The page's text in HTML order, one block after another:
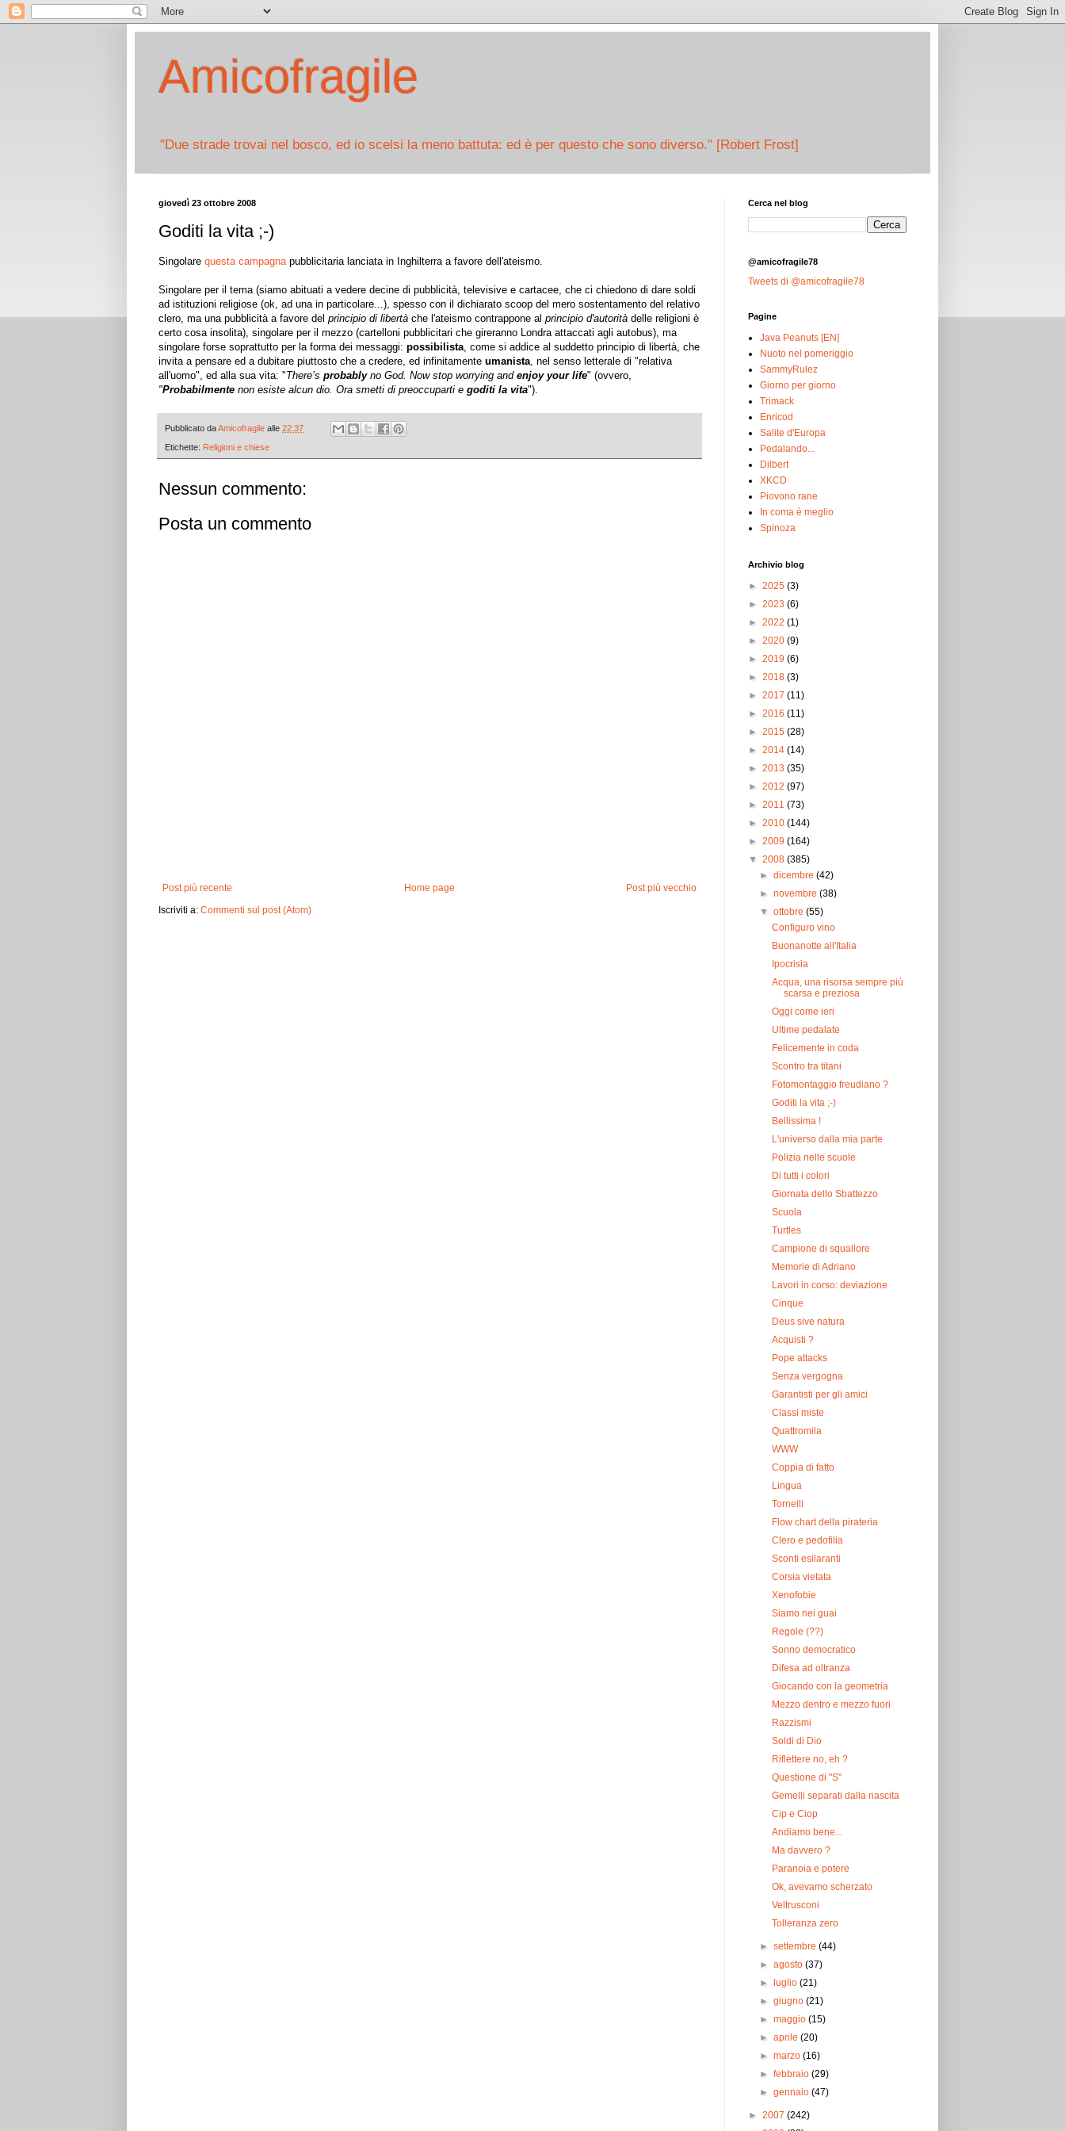
Amicofragile
"Due strade trovai nel bosco, ed io scelsi la meno battuta: ed è per questo che sono diverso." [Robert Frost]
giovedì 23 ottobre 2008
Goditi la vita ;-)
Singolare questa campagnapubblicitaria lanciata in Inghilterra a favore dell'ateismo.
Singolare per il tema (siamo abituati a vedere decine di pubblicità, televisive e cartacee, che ci chiedono di dare soldi
ad istituzioni religiose (ok, ad una in particolare...), spesso con il dichiarato scoop del mero sostentamento del relativo
clero, ma una pubblicità a favore del principio di libertà che l'ateismo contrappone al principio d'autorità delle religioni è
certo cosa insolita), singolare per il mezzo (cartelloni pubblicitari che gireranno Londra attaccati agli autobus), ma
singolare forse soprattutto per la forma dei messaggi: possibilista, come si addice al suddetto principio di libertà, che
invita a pensare ed a dubitare piuttosto che a credere, ed infinitamente umanista, nel senso letterale di "relativa
all'uomo", ed alla sua vita: "There’s probablyno God. Now stop worrying and enjoy your life" (ovvero,
"Probabilmente non esiste alcun dio. Ora smetti di preoccuparti e goditi la vita").
Pubblicato daAmicofragile alle 22:37
Etichette: Religioni e chiese
Nessun commento:
Posta un commento
Post più recente Post più vecchio
Home page
Iscriviti a: Commenti sul post (Atom)
Cerca nel blog
@amicofragile78
Tweets di @amicofragile78
Pagine
Java Peanuts [EN]
Nuoto nel pomeriggio
SammyRulez
Giorno per giorno
Trimack
Enricod
Salite d'Europa
Pedalando...
Dilbert
XKCD
Piovono rane
In coma è meglio
Spinoza
Archivio blog
► 2025 (3)
► 2023 (6)
► 2022 (1)
► 2020 (9)
► 2019 (6)
► 2018 (3)
► 2017 (11)
► 2016 (11)
► 2015 (28)
► 2014 (14)
► 2013 (35)
► 2012 (97)
► 2011 (73)
► 2010 (144)
► 2009 (164)
▼ 2008 (385)
►dicembre(42)
►novembre(38)
▼ottobre(55)
Configuro vino
Buonanotte all'Italia
Ipocrisia
Acqua, una risorsa sempre più
scarsa e preziosa
Oggi come ieri
Ultime pedalate
Felicemente in coda
Scontro tra titani
Fotomontaggio freudiano ?
Goditi la vita ;-)
Bellissima !
L'universo dalla mia parte
Polizia nelle scuole
Di tutti i colori
Giornata dello Sbattezzo
Scuola
Turtles
Campione di squallore
Memorie di Adriano
Lavori in corso: deviazione
Cinque
Deus sive natura
Acquisti ?
Pope attacks
Senza vergogna
Garantisti per gli amici
Classi miste
Quattromila
WWW
Coppia di fatto
Lingua
Tornelli
Flow chart della pirateria
Clero e pedofilia
Sconti esilaranti
Corsia vietata
Xenofobie
Siamo nei guai
Regole (??)
Sonno democratico
Difesa ad oltranza
Giocando con la geometria
Mezzo dentro e mezzo fuori
Razzismi
Soldi di Dio
Riflettere no, eh ?
Questione di "S"
Gemelli separati dalla nascita
Cip e Ciop
Andiamo bene...
Ma davvero ?
Paranoia e potere
Ok, avevamo scherzato
Veltrusconi
Tolleranza zero
►settembre(44)
►agosto(37)
►
luglio(21)
►giugno(21)
►maggio(15)
►aprile(20)
►marzo(16)
►febbraio(29)
►gennaio(47)
► 2007 (242)